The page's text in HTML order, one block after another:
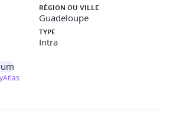
RÉGION OU VILLE
Guadeloupe
TYPE
Intra